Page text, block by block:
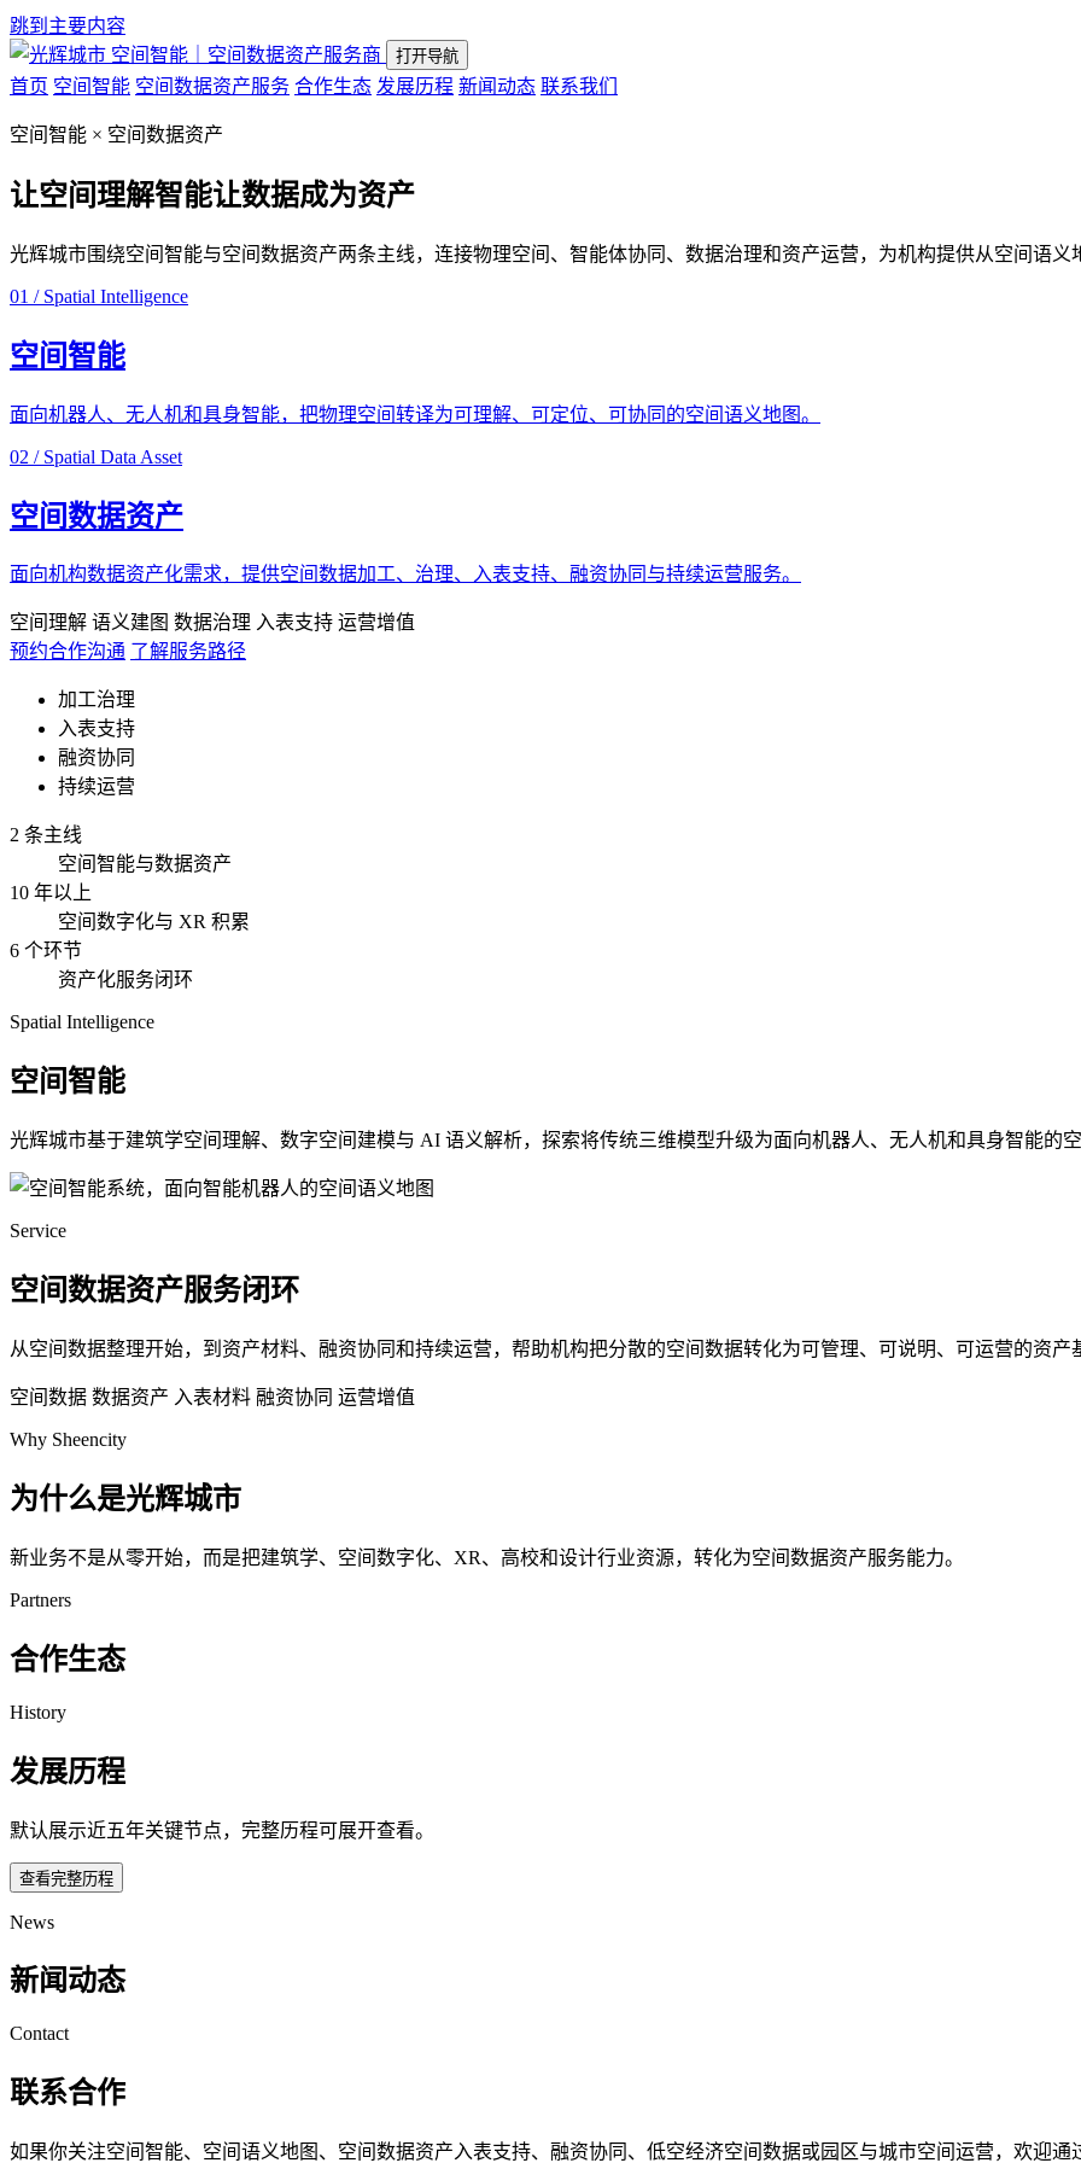
跳到主要内容
空间智能｜空间数据资产服务商
打开导航
首页 空间智能 空间数据资产服务 合作生态 发展历程 新闻动态 联系我们
空间智能 × 空间数据资产
让空间理解智能让数据成为资产
光辉城市围绕空间智能与空间数据资产两条主线，连接物理空间、智能体协同、数据治理和资产运营，为机构提供从空间语义
01 / Spatial Intelligence
空间智能
面向机器人、无人机和具身智能，把物理空间转译为可理解、可定位、可协同的空间语义地图。
02 / Spatial Data Asset
空间数据资产
面向机构数据资产化需求，提供空间数据加工、治理、入表支持、融资协同与持续运营服务。
空间理解 语义建图 数据治理 入表支持 运营增值
预约合作沟通 了解服务路径
加工治理
入表支持
融资协同
持续运营
2 条主线
空间智能与数据资产
10 年以上
空间数字化与 XR 积累
6 个环节
资产化服务闭环
Spatial Intelligence
空间智能
光辉城市基于建筑学空间理解、数字空间建模与 AI 语义解析，探索将传统三维模型升级为面向机器人、无人机和具身智能的空
Service
空间数据资产服务闭环
从空间数据整理开始，到资产材料、融资协同和持续运营，帮助机构把分散的空间数据转化为可管理、可说明、可运营的资产
空间数据 数据资产 入表材料 融资协同 运营增值
Why Sheencity
为什么是光辉城市
新业务不是从零开始，而是把建筑学、空间数字化、XR、高校和设计行业资源，转化为空间数据资产服务能力。
Partners
合作生态
History
发展历程
默认展示近五年关键节点，完整历程可展开查看。
查看完整历程
News
新闻动态
Contact
联系合作
如果你关注空间智能、空间语义地图、空间数据资产入表支持、融资协同、低空经济空间数据或园区与城市空间运营，欢迎通